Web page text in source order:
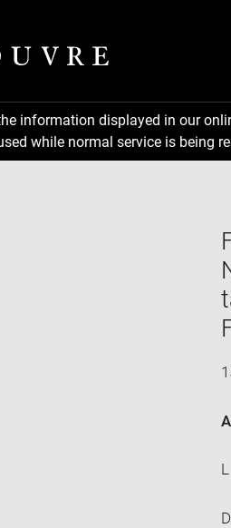
information displayed in our
while normal service is being